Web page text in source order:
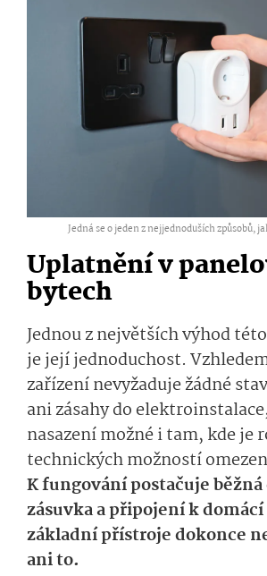
Jedná se o jeden z nejjednoduších způsobů,
Uplatnění v
bytech
Jednou z největších výhod
je její jednoduchost.
zařízení nevyžaduje žádné
ani zásahy do
nasazení možné i tam, kde je
technických možností
K fungování postačuje
zásuvka a připojení k
základní přístroje dokonce
ani to.